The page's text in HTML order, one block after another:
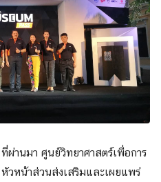
านมา ศูนย์วิทยาศาสตร์เพื่อการ
วหน้าส่วนส่งเสริมและเผยแพร่